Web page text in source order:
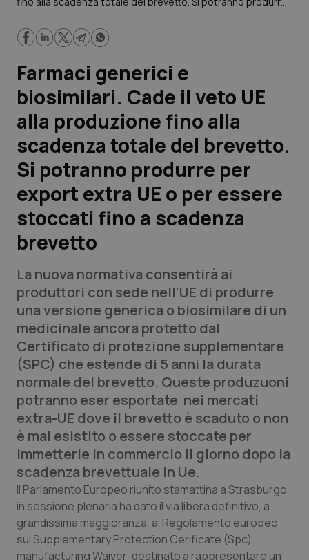
Lavoro e Professioni
Scienza e Farmaci
Studi e Analisi
Lettere al direttore
Edizioni Regionali
QS Pro
Professionisti Sanitari.AI
Abruzzo
Basilicata
Calabria
Campania
Emilia-Romagna
Friuli Venezia Giulia
Lazio
Liguria
QS Pro Gold
Artrite & artrosi
Asma & BPCO
Car-T
Colesterolo & coronaropatie
Dermatite Atopica
Diabete & glucometri
Disturbi dell’umore
QS Club Newsletter
brevetto
Farmaci generici e
biosimilari. Cade il veto UE
alla produzione fino alla
scadenza totale del brevetto.
Si potranno produrre per
export extra UE o per essere
stoccati fino a scadenza
brevetto
La nuova normativa consentirà ai
produttori con sede nell’UE di produrre
una versione generica o biosimilare di un
medicinale ancora protetto dal
Certificato di protezione supplementare
(SPC) che estende di 5 anni la durata
normale del brevetto. Queste produzuoni
potranno eser esportate nei mercati
extra-UE dove il brevetto è scaduto o non
è mai esistito o essere stoccate per
immetterle in commercio il giorno dopo la
scadenza brevettuale in Ue.
Il Parlamento Europeo riunito stamattina a Strasburgo
in sessione plenaria ha dato il via libera definitivo, a
grandissima maggioranza, al Regolamento europeo
sulSupplementary Protection Cerificate (Spc)
manufacturing Waiver, destinato a rappresentare un